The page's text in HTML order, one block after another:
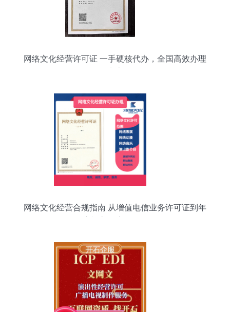
网络文化经营许可证 一手硬核代办，全国高效办理
网络文化经营合规指南 从增值电信业务许可证到年